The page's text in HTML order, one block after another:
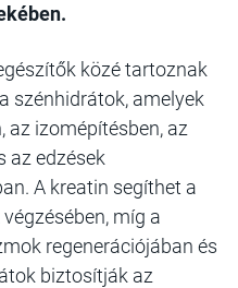
közé tartoznak
szénhidrátok, amelyek
az izomépítésben, az
az edzések
A kreatin segíthet a
míg a
regenerációjában és
biztosítják az